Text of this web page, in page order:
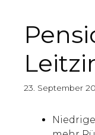
23. September